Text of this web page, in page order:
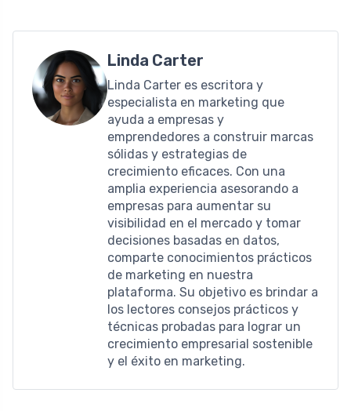
Linda Carter
Linda Carter es escritora y
especialista en marketing que
ayuda a empresas y
emprendedores a construir marcas
sólidas y estrategias de
crecimiento eficaces. Con una
amplia experiencia asesorando a
empresas para aumentar su
visibilidad en el mercado y tomar
decisiones basadas en datos,
comparte conocimientos prácticos
de marketing en nuestra
plataforma. Su objetivo es brindar a
los lectores consejos prácticos y
técnicas probadas para lograr un
crecimiento empresarial sostenible
y el éxito en marketing.